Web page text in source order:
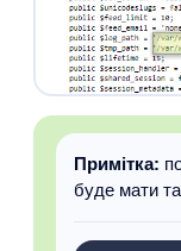
Примітка:
буде мати